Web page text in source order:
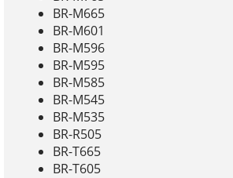
BR-M665
BR-M601
BR-M596
BR-M595
BR-M585
BR-M545
BR-M535
BR-R505
BR-T665
BR-T605